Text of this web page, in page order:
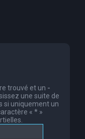
trouvé et un -
une suite de
si uniquement un
« * »